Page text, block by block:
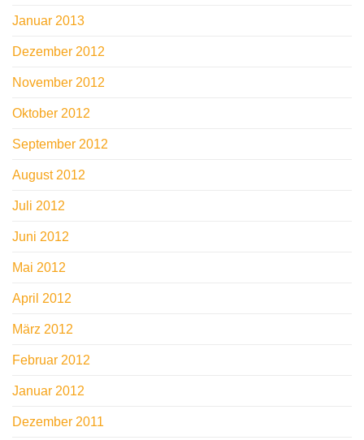
Januar 2013
Dezember 2012
November 2012
Oktober 2012
September 2012
August 2012
Juli 2012
Juni 2012
Mai 2012
April 2012
März 2012
Februar 2012
Januar 2012
Dezember 2011